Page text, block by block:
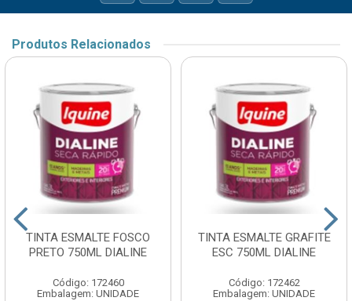
Produtos Relacionados
TINTA ESMALTE FOSCO
PRETO 750ML DIALINE
Código: 172460
Embalagem: UNIDADE
TINTA ESMALTE GRAFITE
ESC 750ML DIALINE
Código: 172462
Embalagem: UNIDADE